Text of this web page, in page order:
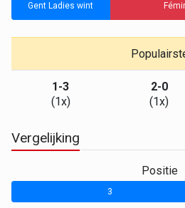
Gent Ladies wint
1-3
(1x)
2-0
(1x)
Vergelijking
Positie
3